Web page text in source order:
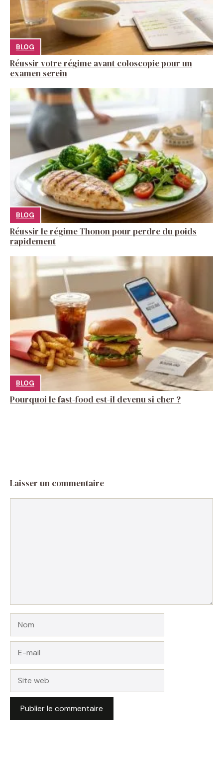
BLOG
Réussir votre régime avant coloscopie pour un
examen serein
BLOG
Réussir le régime Thonon pour perdre du poids
rapidement
BLOG
Pourquoi le fast-food est-il devenu si cher ?
Laisser un commentaire
mail
web